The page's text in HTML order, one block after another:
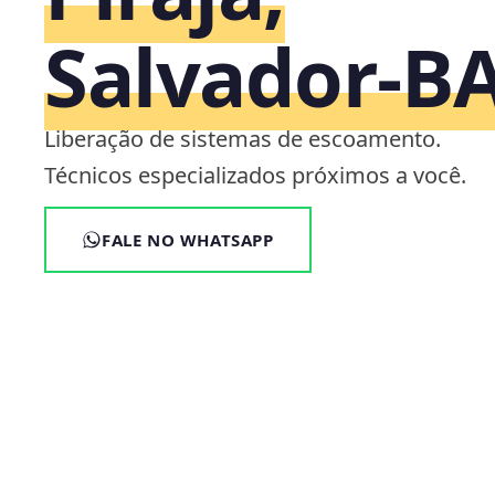
Liberação de sistemas de escoamento.
Técnicos especializados próximos a você.
FALE NO WHATSAPP